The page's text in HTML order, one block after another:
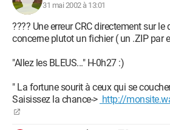
31 mai 2002 à 13:01
???? Une erreur CRC directement sur le
concerne plutot un fichier ( un .ZIP par
"Allez les BLEUS..." H-0h27 :)
" La fortune sourit à ceux qui se
Saisissez la chance-> http://